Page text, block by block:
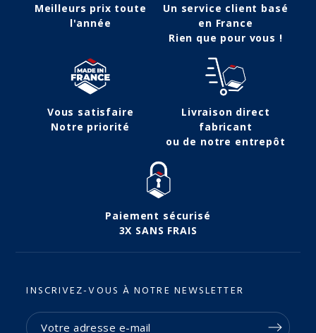
Meilleurs prix toute
l'année
Un service client basé
en France
Rien que pour vous !
Vous satisfaire
Notre priorité
Livraison direct
fabricant
ou de notre entrepôt
Paiement sécurisé
3X SANS FRAIS
INSCRIVEZ-VOUS À NOTRE NEWSLETTER